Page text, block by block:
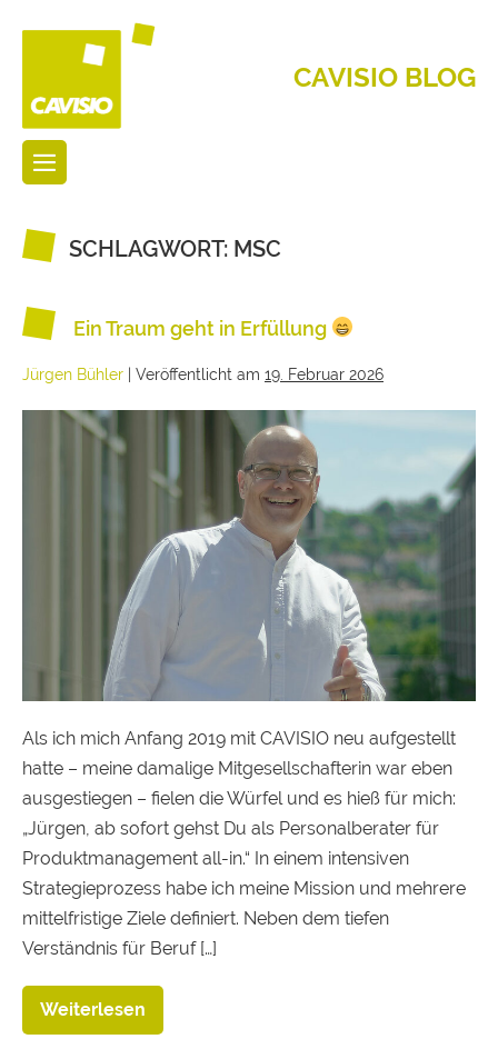
CAVISIO BLOG
SCHLAGWORT: MSC
Ein Traum geht in Erfüllung
Jürgen Bühler Veröffentlicht am 19. Februar 2026
Als ich mich Anfang 2019 mit CAVISIO neu aufgestellt
hatte – meine damalige Mitgesellschafterin war eben
ausgestiegen – fielen die Würfel und es hieß für mich:
„Jürgen, ab sofort gehst Du als Personalberater für
Produktmanagement all-in.“ In einem intensiven
Strategieprozess habe ich meine Mission und mehrere
mittelfristige Ziele definiert. Neben dem tiefen
Verständnis für Beruf […]
Weiterlesen